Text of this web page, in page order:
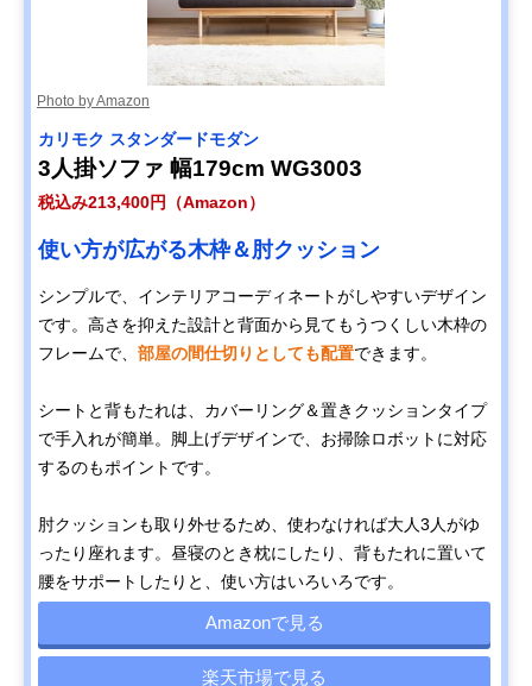
Photo by Amazon
カリモク スタンダードモダン
3人掛ソファ 幅179cm WG3003
税込み213,400円（Amazon）
使い方が広がる木枠＆肘クッション
シンプルで、インテリアコーディネートがしやすいデザイン
です。高さを抑えた設計と背面から見てもうつくしい木枠の
フレームで、 部屋の間仕切りとしても配置できます。
シートと背もたれは、カバーリング＆置きクッションタイプ
で手入れが簡単。脚上げデザインで、お掃除ロボットに対応
するのもポイントです。
肘クッションも取り外せるため、使わなければ大人3人がゆ
ったり座れます。昼寝のとき枕にしたり、背もたれに置いて
腰をサポートしたりと、使い方はいろいろです。
Amazonで見る
楽天市場で見る